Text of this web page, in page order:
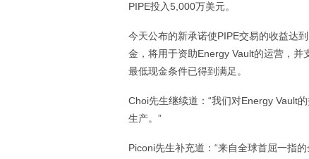
PIPE投入5,000万美元。
今天公布的新承诺使PIPE交易的收益达
金，将用于资助Energy Vault的运营，并
最低现金条件已得到满足。
Choi先生继续道：“我们对Energy Vault
生产。”
Piconi先生补充道：“来自全球首屈一指